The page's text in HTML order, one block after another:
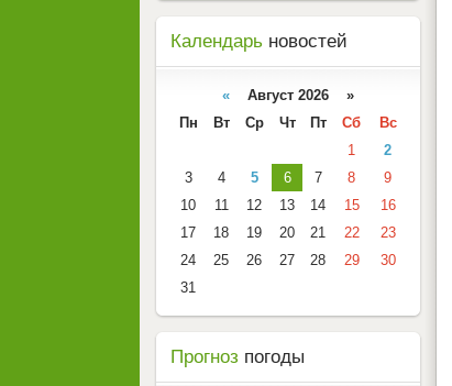
Календарь новостей
« Август 2026 »
Пн
Вт Ср Чт Пт Сб
Вс
1
2
3
4 5 6 7 8
9
10
11 12 13 14 15
16
17
18 19 20 21 22
23
24
25 26 27 28 29
30
31
Прогноз погоды